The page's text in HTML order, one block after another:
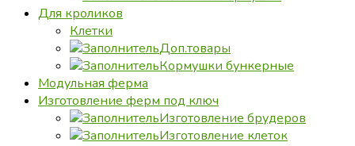
Для кроликов
Клетки
Доп.товары
Кормушки бункерные
Модульная ферма
Изготовление ферм под ключ
Изготовление брудеров
Изготовление клеток